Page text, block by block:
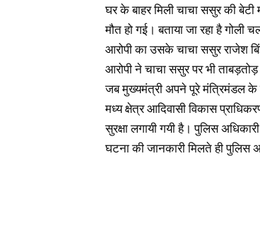
घर के बाहर मिली चाचा ससुर की बेटी
मौत हो गई। बताया जा रहा है
आरोपी का उसके चाचा ससुर राजेश
आरोपी ने चाचा ससुर पर भी
जब मुख्यमंत्री अपने पूरे मंत्रिमंडल के
मध्य क्षेत्र आदिवासी विकास
सुरक्षा लगायी गयी है। पुलिस
घटना की जानकारी मिलते ही पुलिस